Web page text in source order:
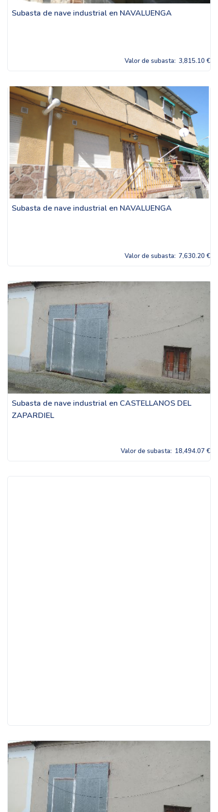
Subasta de nave industrial en NAVALUENGA
Valor de subasta: 3,815.10 €
Subasta de nave industrial en NAVALUENGA
Valor de subasta: 7,630.20 €
Subasta de nave industrial en CASTELLANOS DEL
ZAPARDIEL
Valor de subasta: 18,494.07 €